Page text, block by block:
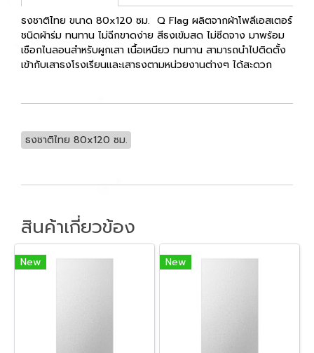
ธงชาติไทย ขนาด 80x120 ซม. Q Flag ผลิตจากผ้าโพลีเอสเตอร์
ชนิดผ้าร่ม ทนทาน ไม่ฉีกขาดง่าย สีธงเข้มสด ไม่ซีดจาง มาพร้อม
เชือกไนลอนสำหรับผูกเสา เนื้อเหนียว ทนทาน สามารถนำไปติดตั้ง
เข้ากับเสาธงโรงเรียนและเสาธงตามหน่วยงานต่างๆ ได้สะดวก
ธงชาติไทย 80x120 ซม.
สินค้าเกี่ยวข้อง
New New